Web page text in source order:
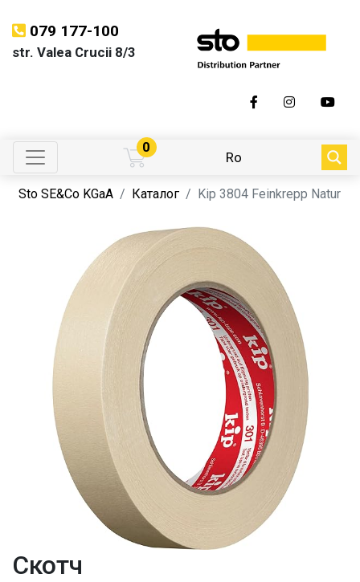
079 177-100
str. Valea Crucii 8/3
0
Ro
Sto SE&Co KGaA Каталог Kip 3804 Feinkrepp Natur
Скотч